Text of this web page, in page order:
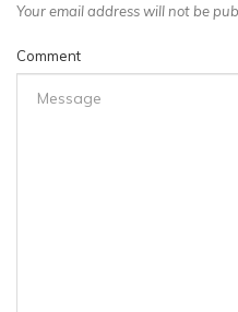
Your email address will not be
Comment